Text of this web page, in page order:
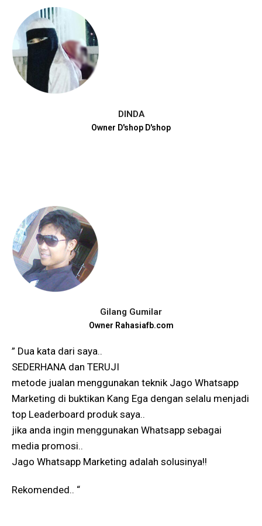
DINDA
Owner D'shop D'shop
Gilang Gumilar
Owner Rahasiafb.com
” Dua kata dari saya..
SEDERHANA dan TERUJI
metode jualan menggunakan teknik Jago Whatsapp
Marketing di buktikan Kang Ega dengan selalu menjadi
top Leaderboard produk saya..
jika anda ingin menggunakan Whatsapp sebagai
media promosi..
Jago Whatsapp Marketing adalah solusinya!!
Rekomended.. “